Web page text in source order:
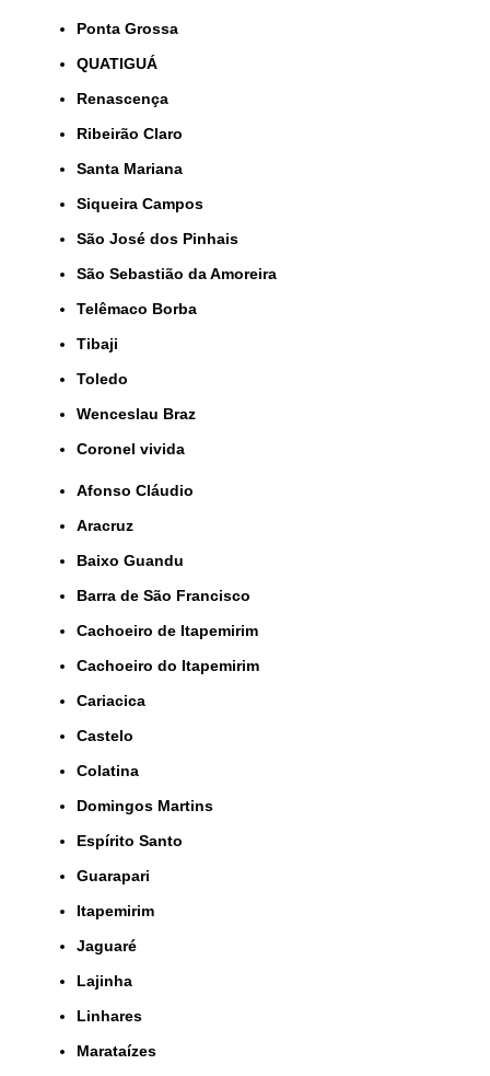
Ponta Grossa
QUATIGUÁ
Renascença
Ribeirão Claro
Santa Mariana
Siqueira Campos
São José dos Pinhais
São Sebastião da Amoreira
Telêmaco Borba
Tibaji
Toledo
Wenceslau Braz
coronel vivida
Afonso Cláudio
Aracruz
Baixo Guandu
Barra de São Francisco
Cachoeiro de Itapemirim
Cachoeiro do Itapemirim
Cariacica
Castelo
Colatina
Domingos Martins
Espírito Santo
Guarapari
Itapemirim
Jaguaré
Lajinha
Linhares
Marataízes